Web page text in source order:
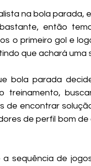
na bola parada,
então
o primeiro gol e
que achará uma
bola parada
de encontrar
de perfil bom de
sequência de